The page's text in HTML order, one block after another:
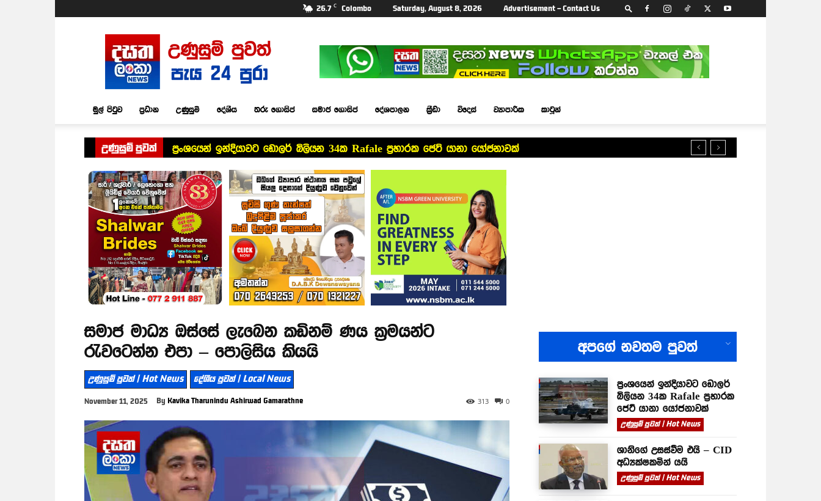
26.7 C Colombo Saturday, August 8, 2026 Advertisement – Contact Us
Dasatha
Lanka
News
මුල් පිටුව ප්‍රධාන උණුසුම් දේශීය තරු ගොසිප් සමාජ ගොසිප් දේශපාලන ක්‍රීඩා විදෙස් ව්‍යාපාරික කාටූන්
උණුසුම් පුවත් ප්‍රංශයෙන් ඉන්දියාවට ඩොලර් බිලියන 34ක Rafale ප්‍රහාරක ජෙට් යානා යෝජනාවක්
සමාජ මාධ්‍ය ඔස්සේ ලැබෙන කඩිනම් ණය ක්‍රමයන්ට
රැවටෙන්න එපා – පොලිසිය කියයි
උණුසුම් පුවත් | Hot News දේශීය පුවත් | Local News
November 11, 2025 By Kavika Tharunindu Ashirwad Gamarathne 0
313
අපගේ නවතම පුවත්
ප්‍රංශයෙන් ඉන්දියාවට ඩොලර්
බිලියන 34ක Rafale ප්‍රහාරක
ජෙට් යානා යෝජනාවක්
උණුසුම් පුවත් | Hot News
ශානිගේ උසස්වීම එයි – CID
අධ්‍යක්ෂකමින් යයි
උණුසුම් පුවත් | Hot News